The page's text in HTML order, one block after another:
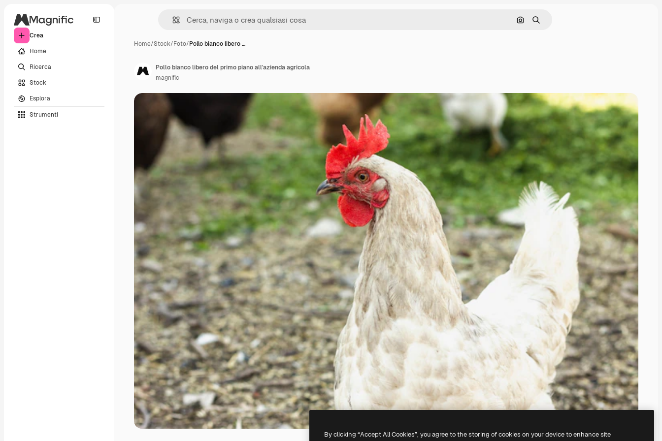
Crea
Home
Ricerca
Stock
Esplora
Strumenti
Cerca per immagine
Ricerca
Home/Stock/Foto/Pollo bianco libero …
Pollo bianco libero del primo piano all'azienda agricola
magnific
By clicking “Accept All Cookies”, you agree to the storing of cookies on your device to enhance site